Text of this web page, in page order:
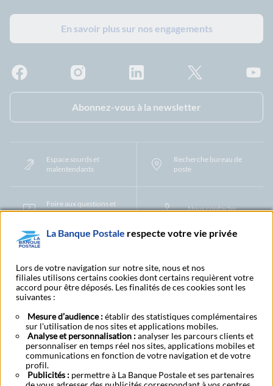
En savoir plus sur nos engagements
Abonnez-vous à la newsletter
Espace sourds et
malentendants
Recherche bureau de
poste
Foire aux questions et
centre d'aide
Nous contacter
Protection des Données à Caractère PersonnelFiliales et partenaires
CookiesGestion des cookiesActualiser vos informations
Contestation et réclamation Coordonnées Centres Financiers
Alertes fraudes et points de vigilance Actualités réglementaires CGU
Aide navigateur et systèmes d'exploitation
Vider le cache de votre navigateurLexique Aide et accessibilité
Accessibilité – Partiellement conforme Espace candidature
BFI - Banque de Financement et d'Investissement
Le fonds de garantie des dépôts et de résolutionRésilierRétractation
La Banque Postale respecte votre vie privée
Lors de votre navigation sur notre site, nous et nos
filiales utilisons certains cookies dont certains requièrent votre
accord pour être déposés. Les finalités de ces cookies sont les
suivantes :
Mesure d’audience :établir des statistiques complémentaires
sur l'utilisation de nos sites et applications mobiles.
Analyse et personnalisation :analyser les parcours clients et
personnaliser en temps réel nos sites, applications mobiles et
communications en fonction de votre navigation et de votre
profil.
Publicités : permettre à La Banque Postale et ses partenaires